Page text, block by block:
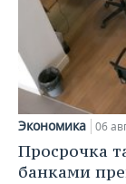
Экономика 06
Просрочка
банками